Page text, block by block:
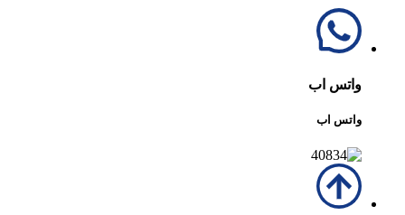
واتس اب
واتس اب